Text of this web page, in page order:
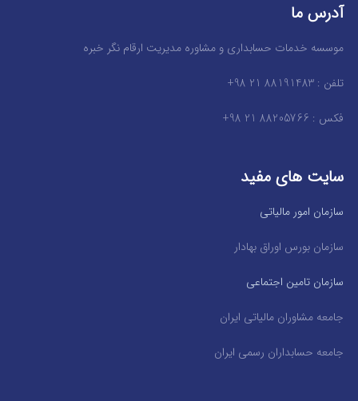
آدرس ما
موسسه خدمات حسابداری و مشاوره مدیریت ارقام نگر خبره
تلفن : 88191483 21 98+
فکس : 88205766 21 98+
سایت های مفید
سازمان امور مالیاتی
سازمان بورس اوراق بهادار
سازمان تامین اجتماعی
جامعه مشاوران مالیاتی ایران
جامعه حسابداران رسمی ایران